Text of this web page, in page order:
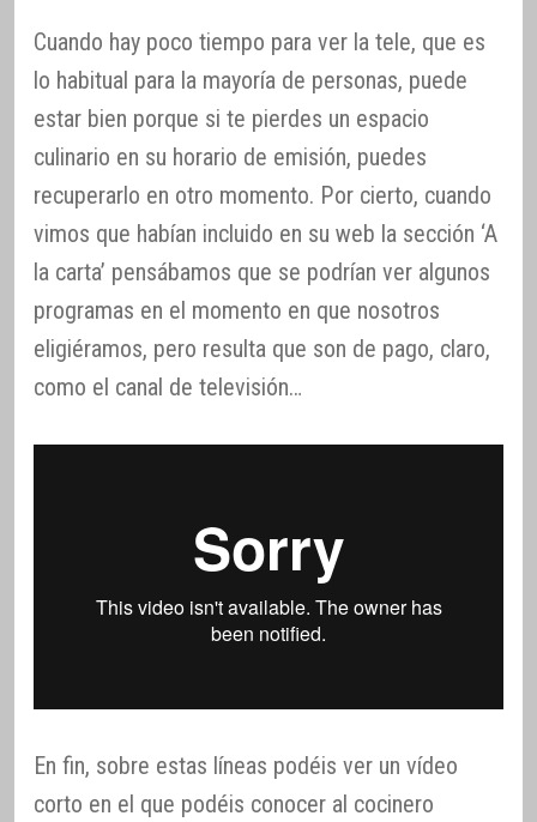
Cuando hay poco tiempo para ver la tele, que es
lo habitual para la mayoría de personas, puede
estar bien porque si te pierdes un espacio
culinario en su horario de emisión, puedes
recuperarlo en otro momento. Por cierto, cuando
vimos que habían incluido en su web la sección ‘A
la carta’ pensábamos que se podrían ver algunos
programas en el momento en que nosotros
eligiéramos, pero resulta que son de pago, claro,
como el canal de televisión…
En fin, sobre estas líneas podéis ver un vídeo
corto en el que podéis conocer al cocinero